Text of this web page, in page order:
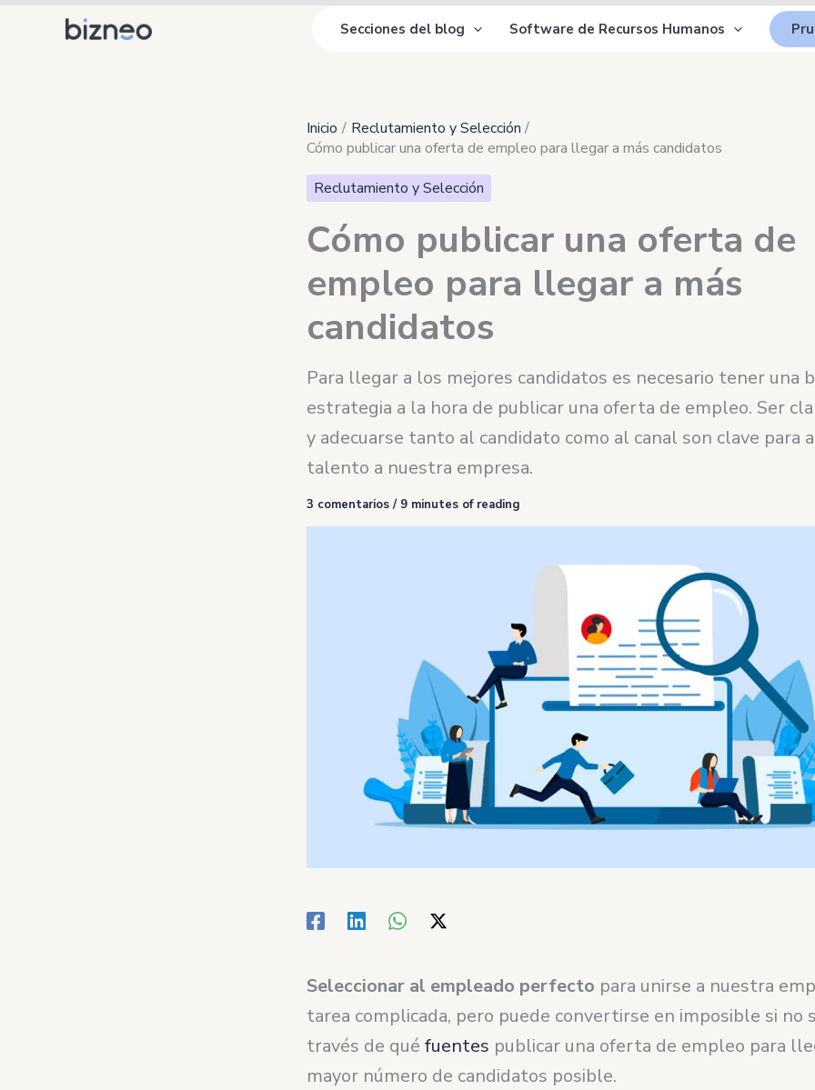
Secciones del blog Software de Recursos Humanos
Inicio
Reclutamiento y Selección
Cómo publicar una oferta de empleo para llegar a más candidatos
Reclutamiento y Selección
Cómo publicar una oferta de
empleo para llegar a más
candidatos
Para llegar a los mejores candidatos es necesario tener una
estrategia a la hora de publicar una oferta de empleo. Ser
y adecuarse tanto al candidato como al canal son clave para
talento a nuestra empresa.
3 comentarios / 9 minutes of reading
Seleccionar al empleado perfecto para unirse a nuestra
tarea complicada, pero puede convertirse en imposible si no
través de qué fuentes publicar una oferta de empleo para
mayor número de candidatos posible.